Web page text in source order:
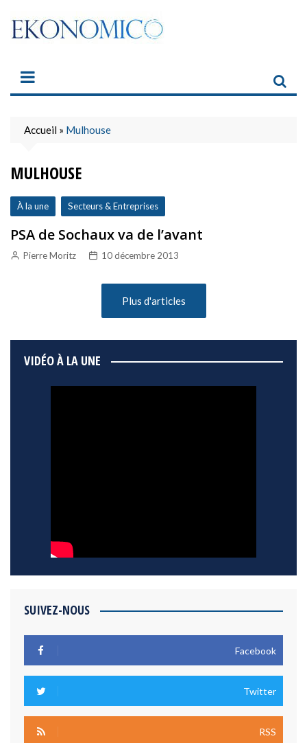
content
Accueil » Mulhouse
MULHOUSE
À la une Secteurs & Entreprises
PSA de Sochaux va de l’avant
Pierre Moritz 10 décembre 2013
Plus d'articles
VIDÉO À LA UNE
SUIVEZ-NOUS
Facebook
Twitter
RSS